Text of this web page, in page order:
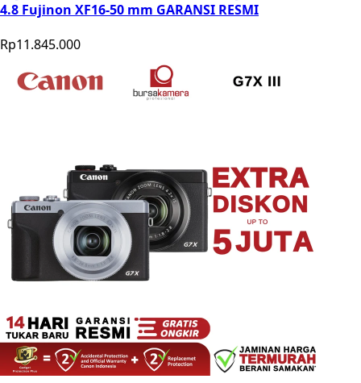
4.8 Fujinon XF16-50 mm GARANSI RESMI
Rp11.845.000